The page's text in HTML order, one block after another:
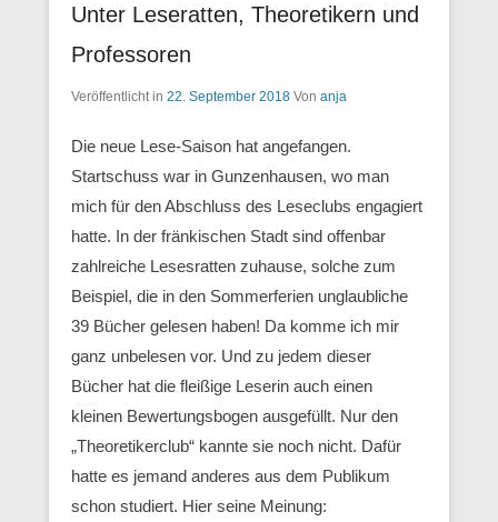
Unter Leseratten, Theoretikern und
Professoren
Veröffentlicht in 22. September 2018 Von anja
Die neue Lese-Saison hat angefangen.
Startschuss war in Gunzenhausen, wo man
mich für den Abschluss des Leseclubs engagiert
hatte. In der fränkischen Stadt sind offenbar
zahlreiche Lesesratten zuhause, solche zum
Beispiel, die in den Sommerferien unglaubliche
39 Bücher gelesen haben! Da komme ich mir
ganz unbelesen vor. Und zu jedem dieser
Bücher hat die fleißige Leserin auch einen
kleinen Bewertungsbogen ausgefüllt. Nur den
„Theoretikerclub“ kannte sie noch nicht. Dafür
hatte es jemand anderes aus dem Publikum
schon studiert. Hier seine Meinung: